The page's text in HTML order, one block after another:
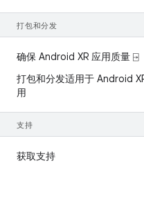
打包和分发
确保 Android XR 应用质量 ⍈
打包和分发适用于 Android
用
支持
获取支持